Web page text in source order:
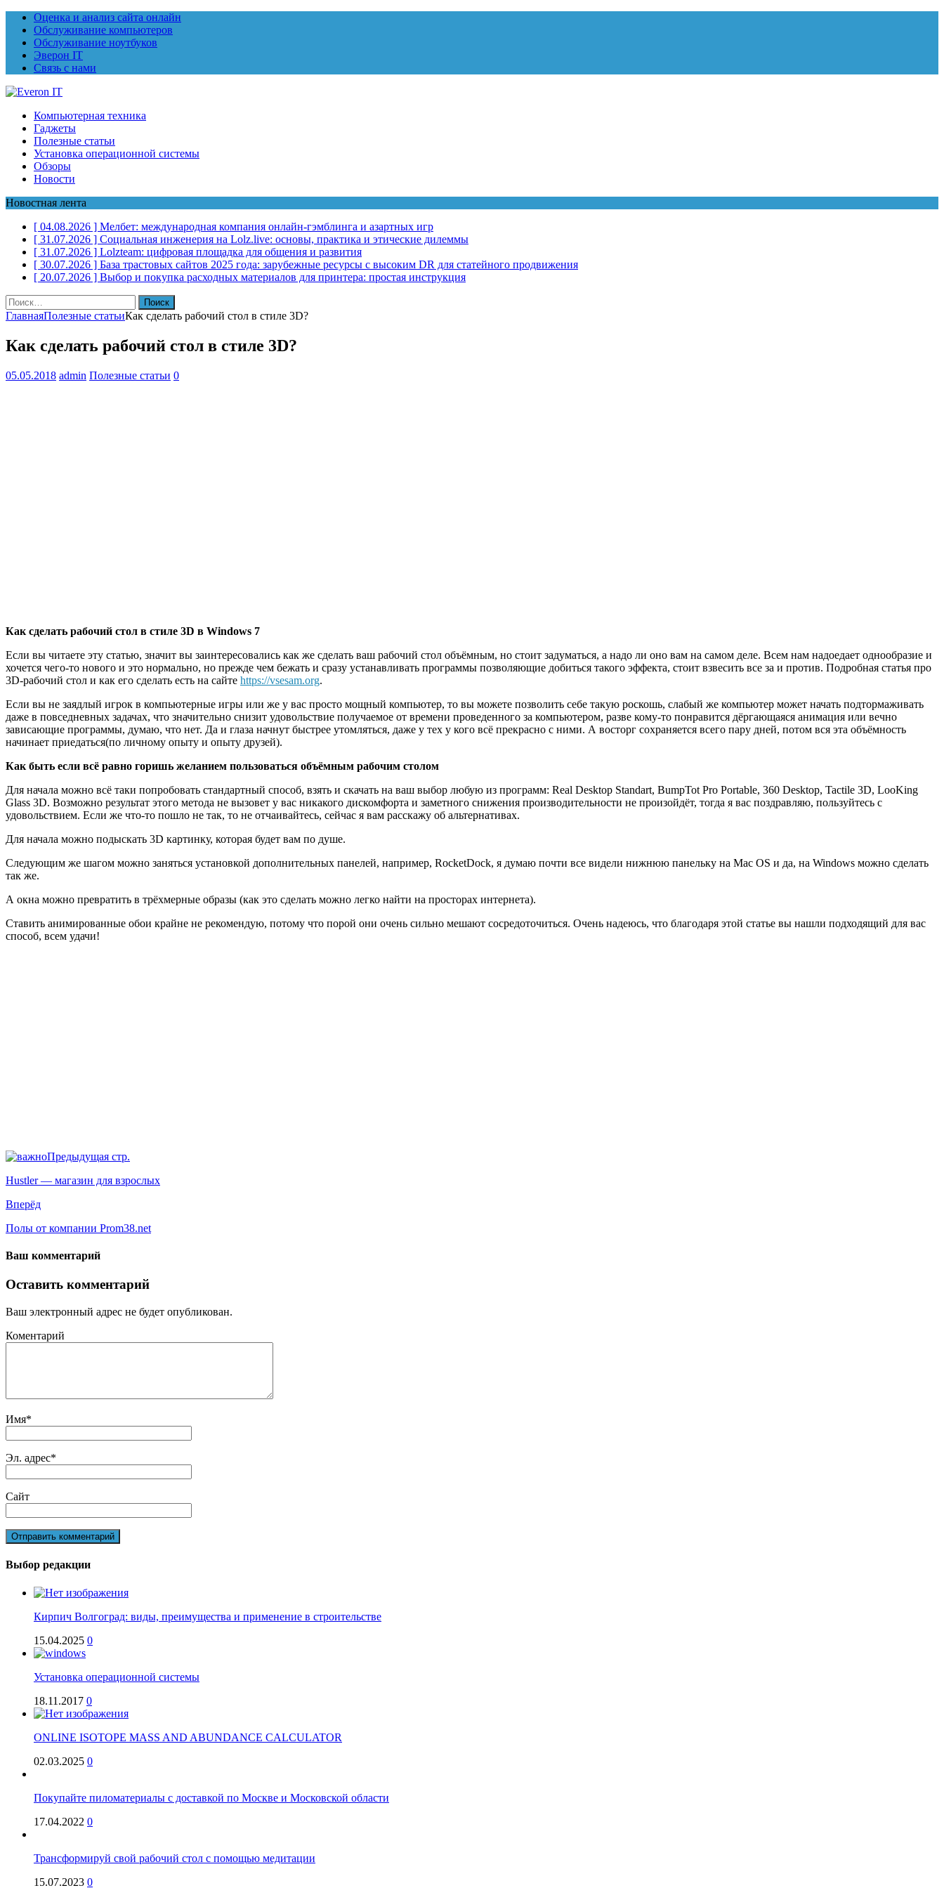
Оценка и анализ сайта онлайн
Обслуживание компьютеров
Обслуживание ноутбуков
Эверон IT
Связь с нами
Компьютерная техника
Гаджеты
Полезные статьи
Установка операционной системы
Обзоры
Новости
Новостная лента
[ 04.08.2026 ] Мелбет: международная компания онлайн-гэмблинга и азартных игр
[ 31.07.2026 ] Социальная инженерия на Lolz.live: основы, практика и этические дилеммы
[ 31.07.2026 ] Lolzteam: цифровая площадка для общения и развития
[ 30.07.2026 ] База трастовых сайтов 2025 года: зарубежные ресурсы с высоким DR для статейного продвижения
[ 20.07.2026 ] Выбор и покупка расходных материалов для принтера: простая инструкция
Найти:
ГлавнаяПолезные статьиКак сделать рабочий стол в стиле 3D?
Как сделать рабочий стол в стиле 3D?
05.05.2018 admin Полезные статьи 0
Как сделать рабочий стол в стиле 3D в Windows 7
Если вы читаете эту статью, значит вы заинтересовались как же сделать ваш рабочий стол объёмным, но стоит задуматься, а надо ли оно вам на самом деле. Всем нам надоедает однообразие и
хочется чего-то нового и это нормально, но прежде чем бежать и сразу устанавливать программы позволяющие добиться такого эффекта, стоит взвесить все за и против. Подробная статья про
3D-рабочий стол и как его сделать есть на сайте https://vsesam.org.
Если вы не заядлый игрок в компьютерные игры или же у вас просто мощный компьютер, то вы можете позволить себе такую роскошь, слабый же компьютер может начать подтормаживать
даже в повседневных задачах, что значительно снизит удовольствие получаемое от времени проведенного за компьютером, разве кому-то понравится дёргающаяся анимация или вечно
зависающие программы, думаю, что нет. Да и глаза начнут быстрее утомляться, даже у тех у кого всё прекрасно с ними. А восторг сохраняется всего пару дней, потом вся эта объёмность
начинает приедаться(по личному опыту и опыту друзей).
Как быть если всё равно горишь желанием пользоваться объёмным рабочим столом
Для начала можно всё таки попробовать стандартный способ, взять и скачать на ваш выбор любую из программ: Real Desktop Standart, BumpTot Pro Portable, 360 Desktop, Tactile 3D, LooKing
Glass 3D. Возможно результат этого метода не вызовет у вас никакого дискомфорта и заметного снижения производительности не произойдёт, тогда я вас поздравляю, пользуйтесь с
удовольствием. Если же что-то пошло не так, то не отчаивайтесь, сейчас я вам расскажу об альтернативах.
Для начала можно подыскать 3D картинку, которая будет вам по душе.
Следующим же шагом можно заняться установкой дополнительных панелей, например, RocketDock, я думаю почти все видели нижнюю панельку на Mac OS и да, на Windows можно сделать
так же.
А окна можно превратить в трёхмерные образы (как это сделать можно легко найти на просторах интернета).
Ставить анимированные обои крайне не рекомендую, потому что порой они очень сильно мешают сосредоточиться. Очень надеюсь, что благодаря этой статье вы нашли подходящий для вас
способ, всем удачи!
Предыдущая стр.
Hustler — магазин для взрослых
Вперёд
Полы от компании Prom38.net
Ваш комментарий
Оставить комментарий
Ваш электронный адрес не будет опубликован.
Коментарий
Имя*
Эл. адрес*
Сайт
Выбор редакции
Кирпич Волгоград: виды, преимущества и применение в строительстве
15.04.2025 0
Установка операционной системы
18.11.2017 0
ONLINE ISOTOPE MASS AND ABUNDANCE CALCULATOR
02.03.2025 0
Покупайте пиломатериалы с доставкой по Москве и Московской области
17.04.2022 0
Трансформируй свой рабочий стол с помощью медитации
15.07.2023 0